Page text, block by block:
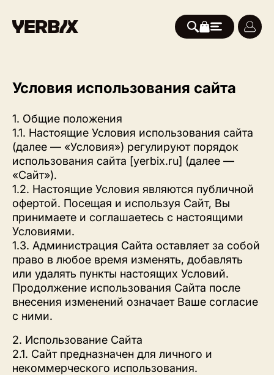
Условия использования сайта
1. Общие положения
1.1. Настоящие Условия использования сайта
(далее — «Условия») регулируют порядок
использования сайта [yerbix.ru] (далее —
«Сайт»).
1.2. Настоящие Условия являются публичной
офертой. Посещая и используя Сайт, Вы
принимаете и соглашаетесь с настоящими
Условиями.
1.3. Администрация Сайта оставляет за собой
право в любое время изменять, добавлять
или удалять пункты настоящих Условий.
Продолжение использования Сайта после
внесения изменений означает Ваше согласие
с ними.
2. Использование Сайта
2.1. Сайт предназначен для личного и
некоммерческого использования.